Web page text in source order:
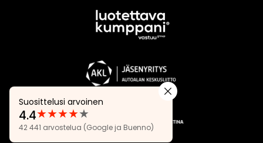
Suosittelusi arvoinen
Arvostelut:
4.4
★★★★★
4.4
42 441 arvostelua (Google ja Buenno)